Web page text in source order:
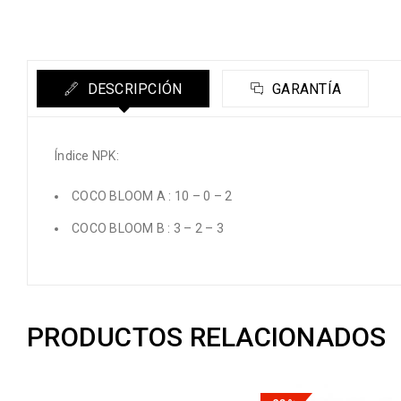
DESCRIPCIÓN GARANTÍA
Índice NPK:
COCO BLOOM A : 10 – 0 – 2
COCO BLOOM B : 3 – 2 – 3
PRODUCTOS RELACIONADOS